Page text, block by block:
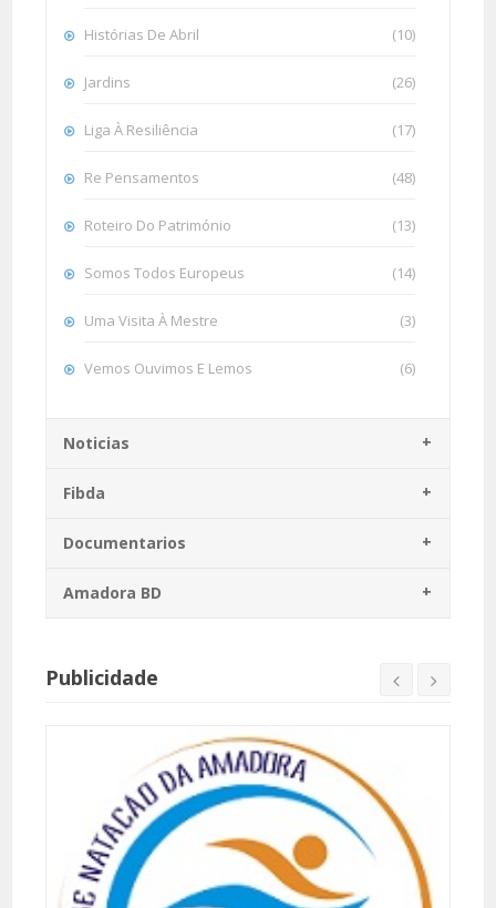
Histórias De Abril (10)
Jardins (26)
Liga À Resiliência (17)
Re Pensamentos (48)
Roteiro Do Património (13)
Somos Todos Europeus (14)
Uma Visita À Mestre (3)
Vemos Ouvimos E Lemos (6)
Noticias
Fibda
Documentarios
Amadora BD
Publicidade